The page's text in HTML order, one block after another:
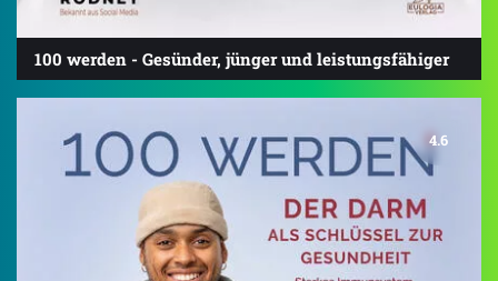
100 werden - Gesünder, jünger und leistungsfähiger
4.6